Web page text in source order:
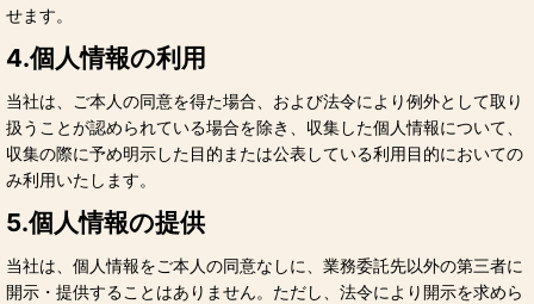
せます。
4.個人情報の利用
当社は、ご本人の同意を得た場合、および法令により例外として取り
扱うことが認められている場合を除き、収集した個人情報について、
収集の際に予め明示した目的または公表している利用目的においての
み利用いたします。
5.個人情報の提供
当社は、個人情報をご本人の同意なしに、業務委託先以外の第三者に
開示・提供することはありません。ただし、法令により開示を求めら